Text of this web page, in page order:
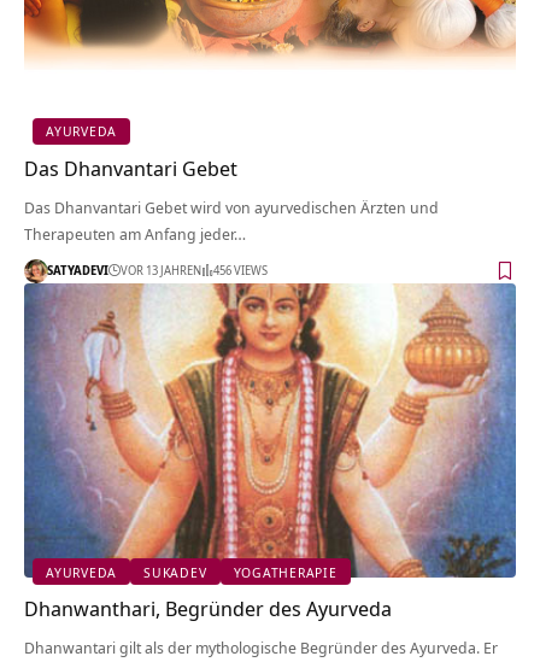
AYURVEDA
Das Dhanvantari Gebet
Das Dhanvantari Gebet wird von ayurvedischen Ärzten und
Therapeuten am Anfang jeder…
SATYADEVI VOR 13 JAHREN 456 VIEWS
AYURVEDA SUKADEV YOGATHERAPIE
Dhanwanthari, Begründer des Ayurveda
Dhanwantari gilt als der mythologische Begründer des Ayurveda. Er